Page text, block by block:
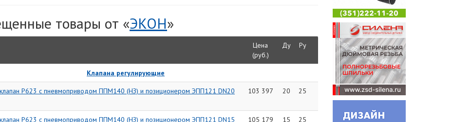
товары от «ЭКОН»
Цена
(руб.)
Ду Ру
Клапана регулирующие
Р623 с пневмоприводом ППМ140 (НЗ) и позиционером ЭПП121 DN20
103 397 20 25
Р623 с пневмоприводом ППМ140 (НЗ) и позиционером ЭПП121 DN15
105 179 15 25